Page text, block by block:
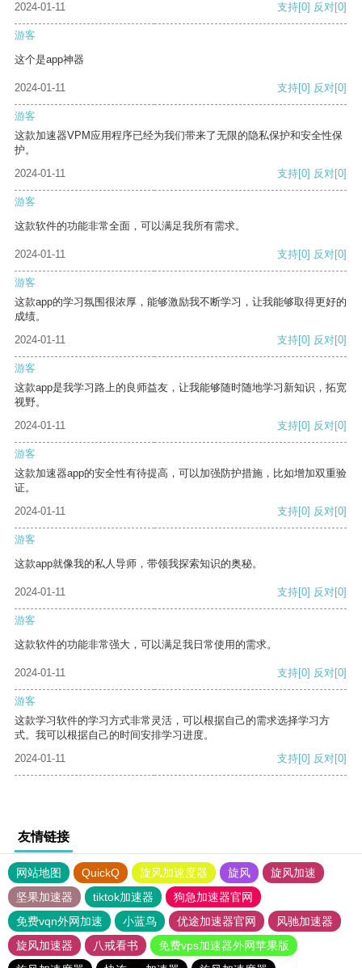
2024-01-11
支持[0] 反对[0]
游客
这个是app神器
2024-01-11 支持[0] 反对[0]
游客
这款加速器VPM应用程序已经为我们带来了无限的隐私保护和安全性保
护。
2024-01-11
支持[0] 反对[0]
游客
这款软件的功能非常全面，可以满足我所有需求。
2024-01-11 支持[0] 反对[0]
游客
这款app的学习氛围很浓厚，能够激励我不断学习，让我能够取得更好的
成绩。
2024-01-11
支持[0] 反对[0]
游客
这款app是我学习路上的良师益友，让我能够随时随地学习新知识，拓宽
视野。
2024-01-11
支持[0] 反对[0]
游客
这款加速器app的安全性有待提高，可以加强防护措施，比如增加双重验
证。
2024-01-11
支持[0] 反对[0]
游客
这款app就像我的私人导师，带领我探索知识的奥秘。
2024-01-11 支持[0] 反对[0]
游客
这款软件的功能非常强大，可以满足我日常使用的需求。
2024-01-11 支持[0] 反对[0]
游客
这款学习软件的学习方式非常灵活，可以根据自己的需求选择学习方
式。我可以根据自己的时间安排学习进度。
2024-01-11
支持[0] 反对[0]
友情链接
网站地图 QuickQ 旋风加速度器 旋风
旋风加速
坚果加速器
tiktok加速器
狗急加速器官网
免费vqn外网加速
小蓝鸟 优途加速器官网
风驰加速器
旋风加速器
八戒看书
免费vps加速器外网苹果版